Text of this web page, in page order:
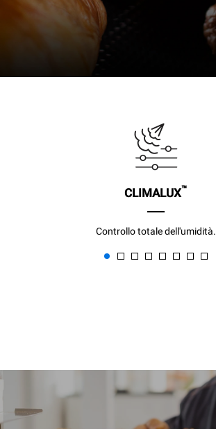
CLIMALUX™
Controllo totale dell'umidità.